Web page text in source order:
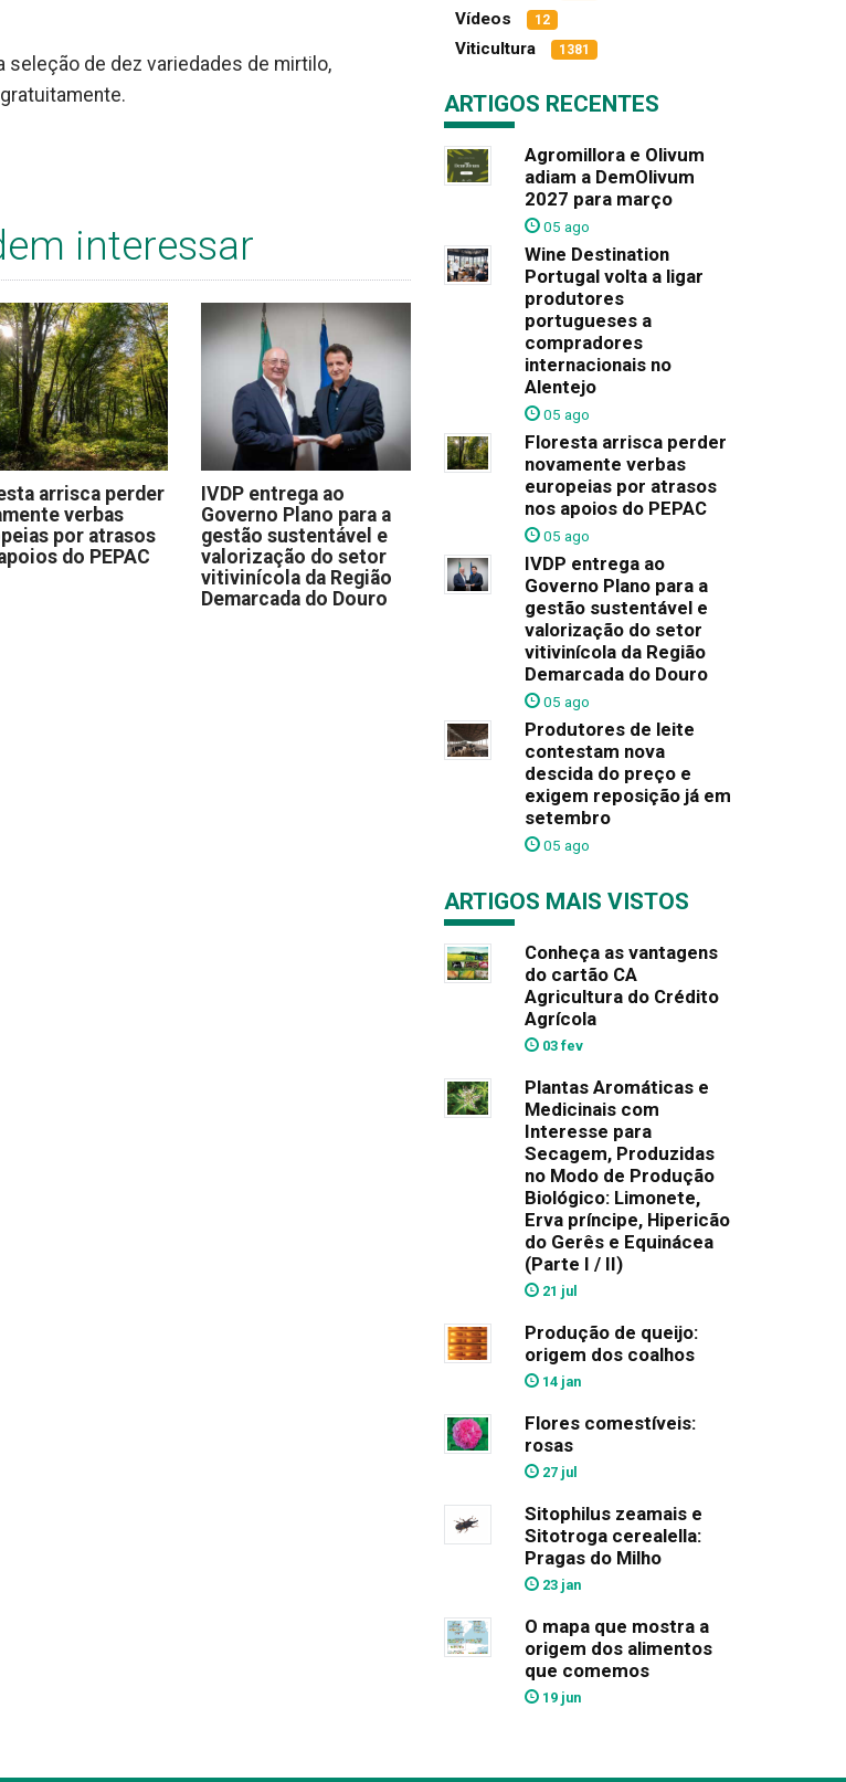
seleção de dez variedades de mirtilo,
interessar
arrisca perder
verbas
por atrasos
do PEPAC
IVDP entrega ao
Governo Plano para a
gestão sustentável e
valorização do setor
vitivinícola da Região
Demarcada do Douro
Vídeos 12
Viticultura 1381
ARTIGOS RECENTES
Agromillora e Olivum
adiam a DemOlivum
2027 para março
05 ago
Wine Destination
Portugal volta a ligar
produtores
portugueses a
compradores
internacionais no
Alentejo
05 ago
Floresta arrisca perder
novamente verbas
europeias por atrasos
nos apoios do PEPAC
05 ago
IVDP entrega ao
Governo Plano para a
gestão sustentável e
valorização do setor
vitivinícola da Região
Demarcada do Douro
05 ago
Produtores de leite
contestam nova
descida do preço e
exigem reposição já em
setembro
05 ago
ARTIGOS MAIS VISTOS
Conheça as vantagens
do cartão CA
Agricultura do Crédito
Agrícola
03 fev
Plantas Aromáticas e
Medicinais com
Interesse para
Secagem, Produzidas
no Modo de Produção
Biológico: Limonete,
Erva príncipe, Hipericão
do Gerês e Equinácea
(Parte I / II)
21 jul
Produção de queijo:
origem dos coalhos
14 jan
Flores comestíveis:
rosas
27 jul
Sitophilus zeamais e
Sitotroga cerealella:
Pragas do Milho
23 jan
O mapa que mostra a
origem dos alimentos
que comemos
19 jun